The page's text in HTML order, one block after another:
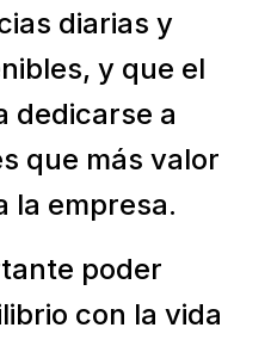
diarias y
y que el
dedicarse a
que más valor
la empresa.
poder
con la vida